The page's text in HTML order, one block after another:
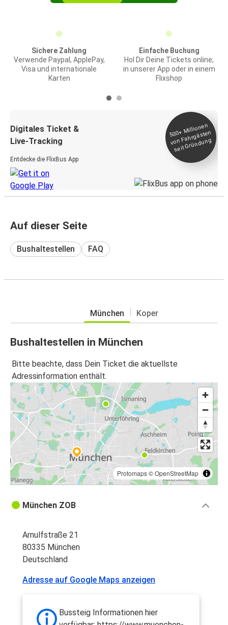
Sichere Zahlung
Verwende Paypal, ApplePay,
Visa und internationale
Karten
Einfache Buchung
Hol Dir Deine Tickets online,
in unserer App oder in einem
Flixshop
Digitales Ticket &
Live-Tracking
Entdecke die FlixBus App
500+
Millionen
von Fahrgästen
seit
Gründung
Auf dieser Seite
Bushaltestellen FAQ
München Koper
Bushaltestellen in München
Bitte beachte, dass Dein Ticket die aktuellste
Adressinformation enthält.
Protomaps©OpenStreetMap
München ZOB
Arnulfstraße 21
80335 München
Deutschland
Adresse auf Google Maps anzeigen
Bussteig Informationen hier